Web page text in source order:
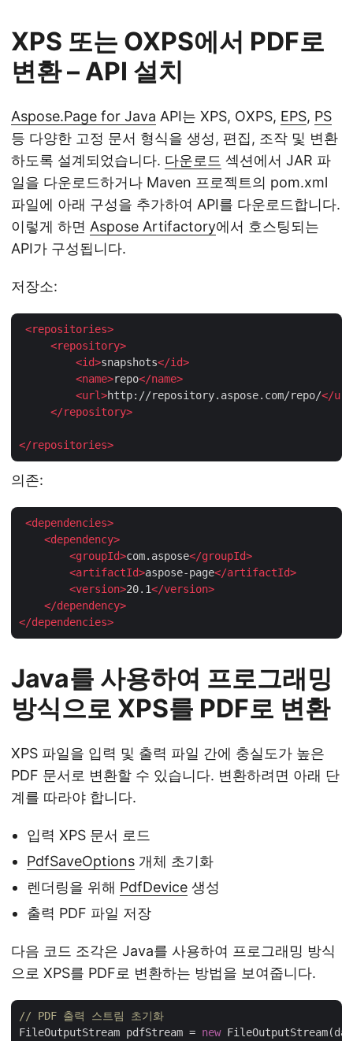
XPS 또는 OXPS에서 PDF로
변환 – API 설치
Aspose.Page for Java API는 XPS, OXPS, EPS, PS
등 다양한 고정 문서 형식을 생성, 편집, 조작 및 변환
하도록 설계되었습니다. 다운로드 섹션에서 JAR 파
일을 다운로드하거나 Maven 프로젝트의 pom.xml
파일에 아래 구성을 추가하여 API를 다운로드합니다.
이렇게 하면 Aspose Artifactory에서 호스팅되는
API가 구성됩니다.
저장소:
<repositories>
<repository>
<id>snapshots</id>
<name>repo</name>
<url>http://repository.aspose.com/repo/</url
</repository>
</repositories>
의존:
<dependencies>
<dependency>
<groupId>com.aspose</groupId>
<artifactId>aspose-page</artifactId>
<version>20.1</version>
</dependency>
</dependencies>
Java를 사용하여 프로그래밍
방식으로 XPS를 PDF로 변환
XPS 파일을 입력 및 출력 파일 간에 충실도가 높은
PDF 문서로 변환할 수 있습니다. 변환하려면 아래 단
계를 따라야 합니다.
입력 XPS 문서 로드
PdfSaveOptions 개체 초기화
렌더링을 위해 PdfDevice 생성
출력 PDF 파일 저장
다음 코드 조각은 Java를 사용하여 프로그래밍 방식
으로 XPS를 PDF로 변환하는 방법을 보여줍니다.
// PDF 출력 스트림 초기화
FileOutputStream pdfStream = new